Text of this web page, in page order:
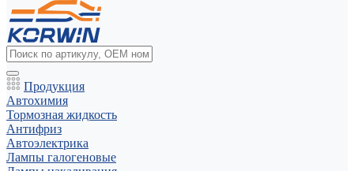
Продукция
Автохимия
Тормозная жидкость
Антифриз
Автоэлектрика
Лампы галогеновые